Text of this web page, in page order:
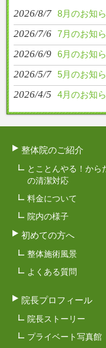
2026/8/7 8月のお知
2026/7/6 7月のお知
2026/6/9 6月のお知
2026/5/7 5月のお知
2026/4/5 4月のお知
整体院のご紹介
とことんやる！から
の清潔対応
料金について
院内の様子
初めての方へ
整体施術風景
よくある質問
院長プロフィール
院長ストーリー
プライベート写真館